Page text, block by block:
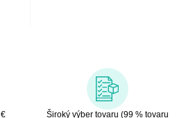
Široký výber tovaru (99 % tovaru